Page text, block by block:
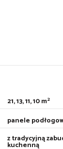
21, 13, 11, 10 m2
panele
z tradycyjną
kuchenną